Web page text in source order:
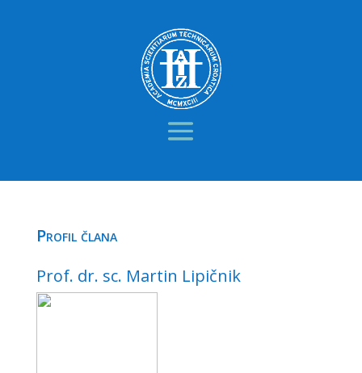
Profil člana
Prof. dr. sc. Martin Lipičnik